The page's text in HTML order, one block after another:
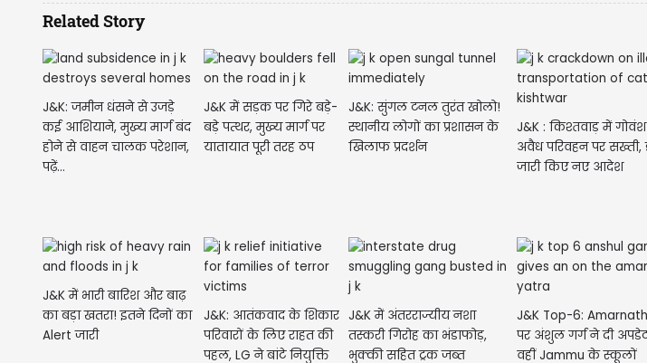
Related Story
J&K: जमीन धंसने से उजड़े
कई आशियाने, मुख्य मार्ग बंद
होने से वाहन चालक परेशान,
पढ़ें...
J&K में सड़क पर गिरे बड़े-
बड़े पत्थर, मुख्य मार्ग पर
यातायात पूरी तरह ठप
J&K: सुंगल टनल तुरंत खोलो!
स्थानीय लोगों का प्रशासन के
खिलाफ प्रदर्शन
J&K : किश्तवाड़ में
अवैध परिवहन पर सख्ती,
जारी किए नए आदेश
J&K में भारी बारिश और बाढ़
का बड़ा खतरा! इतने दिनों का
Alert जारी
J&K: आतंकवाद के शिकार
परिवारों के लिए राहत की
पहल, LG ने बांटे नियुक्ति
J&K में अंतरराज्यीय नशा
तस्करी गिरोह का भंडाफोड़,
भुक्की सहित ट्रक जब्त
J&K Top-6:
पर अंशुल गर्ग ने दी
वहीं Jammu के स्कूलों